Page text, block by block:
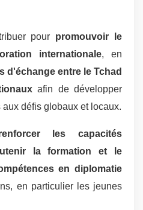
pour promouvoir le
internationale, en
d'échange entre le Tchad
afin de développer
défis globaux et locaux.
les capacités
la formation et le
en diplomatie
en particulier les jeunes